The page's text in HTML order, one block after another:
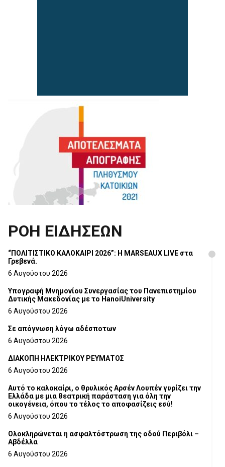
ΡΟΗ ΕΙΔΗΣΕΩΝ
“ΠΟΛΙΤΙΣΤΙΚΟ ΚΑΛΟΚΑΙΡΙ 2026”: Η MARSEAUX LIVE στα
Γρεβενά.
6 Αυγούστου 2026
Υπογραφή Μνημονίου Συνεργασίας του Πανεπιστημίου
Δυτικής Μακεδονίας με το HanoiUniversity
6 Αυγούστου 2026
Σε απόγνωση λόγω αδέσποτων
6 Αυγούστου 2026
ΔΙΑΚΟΠΗ ΗΛΕΚΤΡΙΚΟΥ ΡΕΥΜΑΤΟΣ
6 Αυγούστου 2026
Αυτό το καλοκαίρι, ο θρυλικός Αρσέν Λουπέν γυρίζει την
Ελλάδα με μια θεατρική παράσταση για όλη την
οικογένεια, όπου το τέλος το αποφασίζεις εσύ!
6 Αυγούστου 2026
Ολοκληρώνεται η ασφαλτόστρωση της οδού Περιβόλι –
Αβδέλλα
6 Αυγούστου 2026